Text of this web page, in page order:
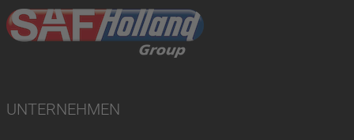
UNTERNEHMEN